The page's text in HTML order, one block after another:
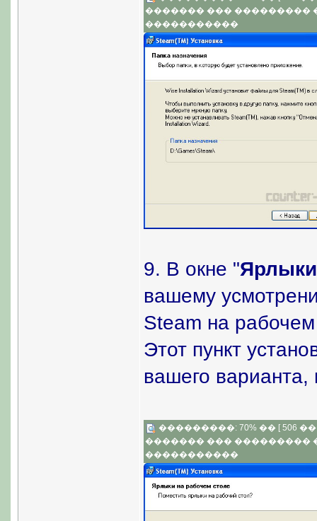
������� ��� ���������
�����������
9. В окне "
вашему
Steam на
Этот пункт
вашего варианта,
���������: 70% �� [ 506 ��
������� ��� ���������
�����������